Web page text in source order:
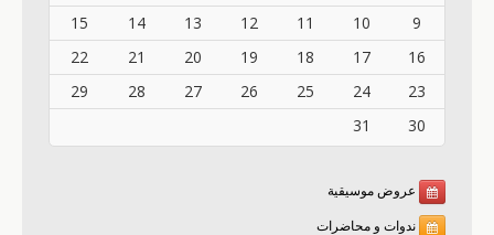
9
10
11
12
13
14
15
16
17
18
19
20
21
22
23
24
25
26
27
28
29
30
31
عروض موسيقية
ندوات و محاضرات